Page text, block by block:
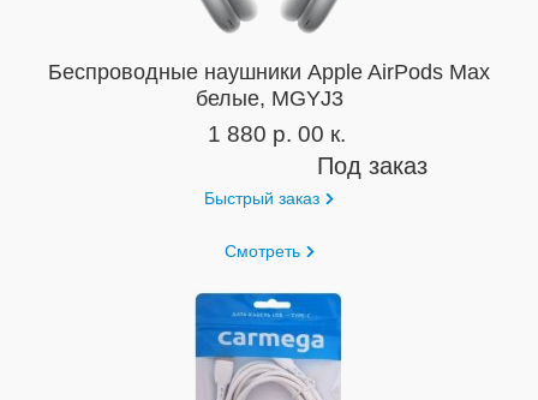
Беспроводные наушники Apple AirPods Max
белые, MGYJ3
1 880 р. 00 к.
Под заказ
Быстрый заказ
Смотреть